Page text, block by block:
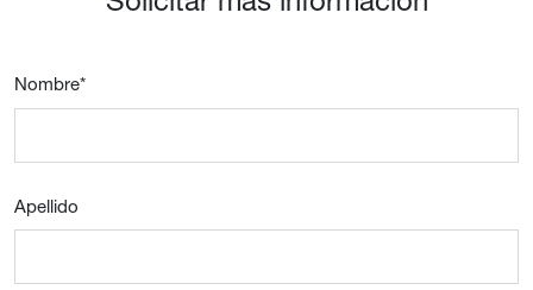
Nombre*
Apellido